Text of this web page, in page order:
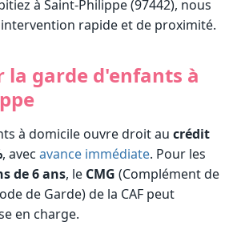
à Saint-Philippe (97442), nous
rapide et de proximité.
la garde d'enfants à
à domicile ouvre droit au crédit
, avec avance immédiate. Pour les
de 6 ans, le CMG (Complément de
de Garde) de la CAF peut
en charge.